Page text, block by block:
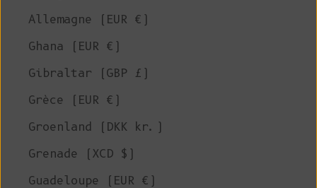
Allemagne (EUR €)
Ghana (EUR €)
Gibraltar (GBP £)
Grèce (EUR €)
Groenland (DKK kr.)
Grenade (XCD $)
Guadeloupe (EUR €)